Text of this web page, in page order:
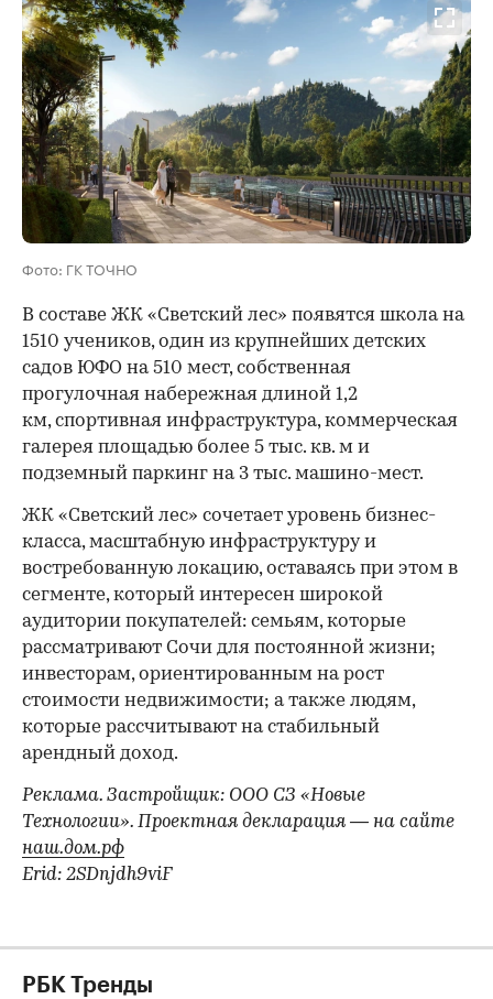
Фото: ГК ТОЧНО
00:00
В составе ЖК «Светский лес» появятся школа на
1510 учеников, один из крупнейших детских
садов ЮФО на 510 мест, собственная
прогулочная набережная длиной 1,2
км, спортивная инфраструктура, коммерческая
галерея площадью более 5 тыс. кв. м и
подземный паркинг на 3 тыс. машино-мест.
ЖК «Светский лес» сочетает уровень бизнес-
класса, масштабную инфраструктуру и
востребованную локацию, оставаясь при этом в
сегменте, который интересен широкой
аудитории покупателей: семьям, которые
рассматривают Сочи для постоянной жизни;
инвесторам, ориентированным на рост
стоимости недвижимости; а также людям,
которые рассчитывают на стабильный
арендный доход.
Реклама. Застройщик: ООО СЗ «Новые
Технологии». Проектная декларация — на сайте
наш.дом.рф
Erid: 2SDnjdh9viF
РБК Тренды